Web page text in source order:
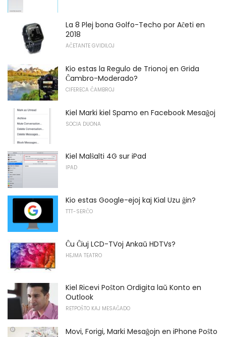
La 8 Plej bona Golfo-Techo por Aĉeti en
2018
AĈETANTE GVIDILOJ
Kio estas la Regulo de Trionoj en Grida
Ĉambro-Moderado?
CIFERECA ĈAMBROJ
Kiel Marki kiel Spamo en Facebook Mesaĝoj
SOCIA DUONA
Kiel Malŝalti 4G sur iPad
IPAD
Kio estas Google-ejoj kaj Kial Uzu ĝin?
TTT-SERĈO
Ĉu Ĉiuj LCD-TVoj Ankaŭ HDTVs?
HEJMA TEATRO
Kiel Ricevi Poŝton Ordigita laŭ Konto en
Outlook
RETPOŜTO KAJ MESAĜADO
Movi, Forigi, Marki Mesaĝojn en iPhone Poŝto